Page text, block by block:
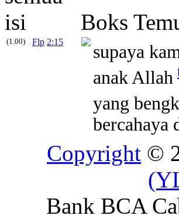
Boks
(1.00) Flp 2:15
supaya
anak Allah
yang
bercahaya
Copyright ©
Bank BCA